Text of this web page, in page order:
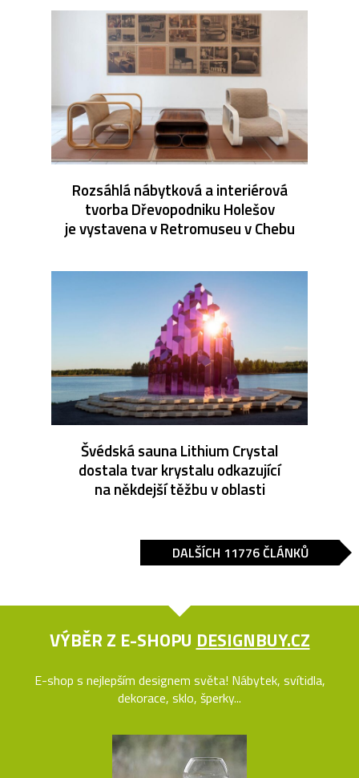
Rozsáhlá nábytková a interiérová
tvorba Dřevopodniku Holešov
je vystavena v Retromuseu v Chebu
Švédská sauna Lithium Crystal
dostala tvar krystalu odkazující
na někdejší těžbu v oblasti
DALŠÍCH 11776 ČLÁNKŮ
VÝBĚR Z E-SHOPU DESIGNBUY.CZ
E-shop s nejlepším designem světa! Nábytek, svítidla,
dekorace, sklo, šperky...